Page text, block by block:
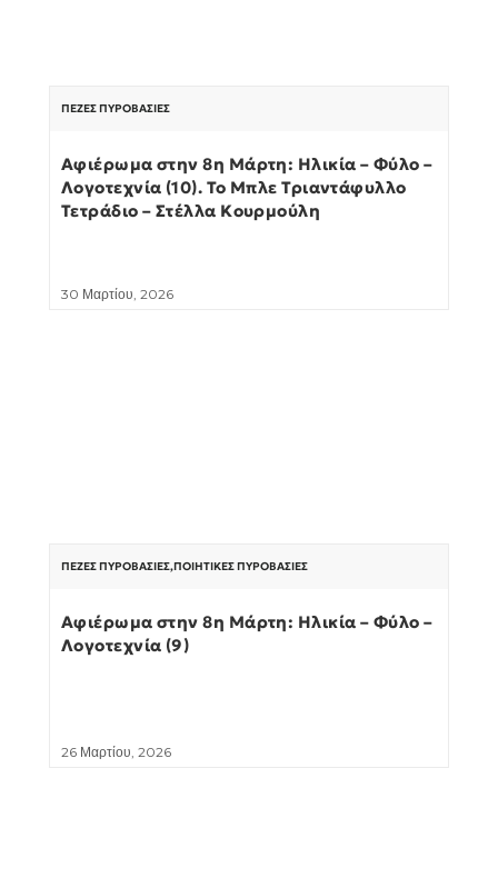
ΠΕΖΈΣ ΠΥΡΟΒΑΣΊΕΣ
Αφιέρωμα στην 8η Μάρτη: Ηλικία – Φύλο –
Λογοτεχνία (10). Το Μπλε Τριαντάφυλλο
Τετράδιο – Στέλλα Κουρμούλη
30 Μαρτίου, 2026
ΠΕΖΈΣ ΠΥΡΟΒΑΣΊΕΣ,ΠΟΙΗΤΙΚΈΣ ΠΥΡΟΒΑΣΊΕΣ
Αφιέρωμα στην 8η Μάρτη: Ηλικία – Φύλο –
Λογοτεχνία (9)
26 Μαρτίου, 2026